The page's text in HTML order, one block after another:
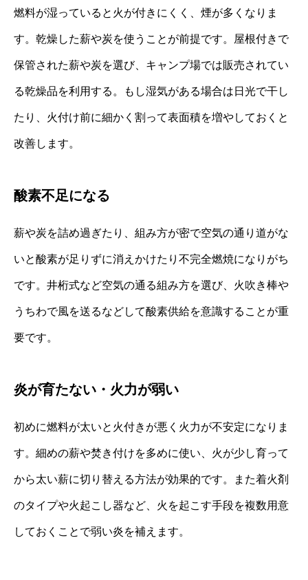
燃料が湿っていると火が付きにくく、煙が多くなりま
す。乾燥した薪や炭を使うことが前提です。屋根付きで
保管された薪や炭を選び、キャンプ場では販売されてい
る乾燥品を利用する。もし湿気がある場合は日光で干し
たり、火付け前に細かく割って表面積を増やしておくと
改善します。
酸素不足になる
薪や炭を詰め過ぎたり、組み方が密で空気の通り道がな
いと酸素が足りずに消えかけたり不完全燃焼になりがち
です。井桁式など空気の通る組み方を選び、火吹き棒や
うちわで風を送るなどして酸素供給を意識することが重
要です。
炎が育たない・火力が弱い
初めに燃料が太いと火付きが悪く火力が不安定になりま
す。細めの薪や焚き付けを多めに使い、火が少し育って
から太い薪に切り替える方法が効果的です。また着火剤
のタイプや火起こし器など、火を起こす手段を複数用意
しておくことで弱い炎を補えます。